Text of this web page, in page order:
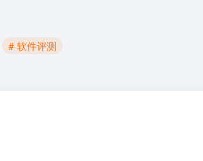
# 软件评测